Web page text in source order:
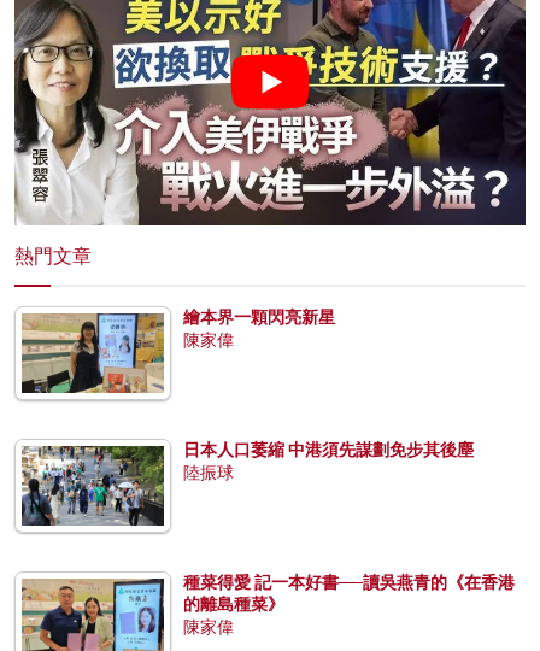
熱門文章
繪本界一顆閃亮新星
陳家偉
日本人口萎縮 中港須先謀劃免步其後塵
陸振球
種菜得愛 記一本好書──讀吳燕青的《在香港
的離島種菜》
陳家偉